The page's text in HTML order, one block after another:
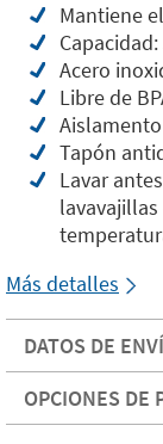
Mantiene
Acero
Libre de
Tapón
Lavar
Más detalles
DATOS DE
OPCIONES DE